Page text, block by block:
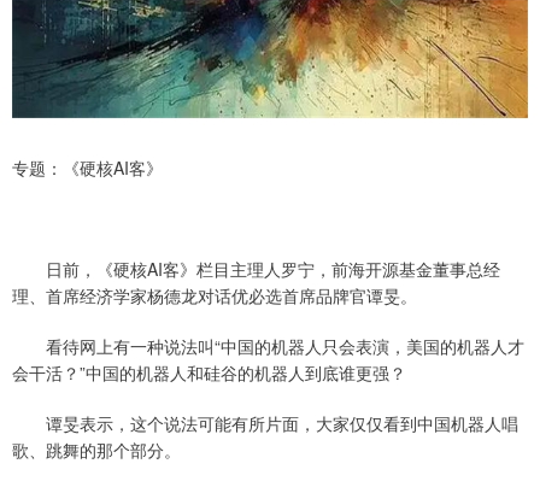
专题：《硬核AI客》
日前，《硬核AI客》栏目主理人罗宁，前海开源基金董事总经
理、首席经济学家杨德龙对话优必选首席品牌官谭旻。
看待网上有一种说法叫“中国的机器人只会表演，美国的机器人才
会干活？”中国的机器人和硅谷的机器人到底谁更强？
谭旻表示，这个说法可能有所片面，大家仅仅看到中国机器人唱
歌、跳舞的那个部分。